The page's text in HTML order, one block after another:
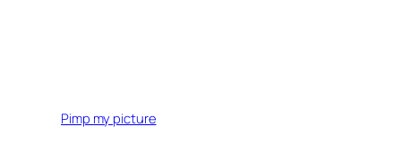
Pimp my picture